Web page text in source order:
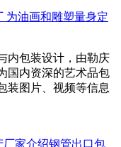
为油画和雕塑量身定
内包装设计，由勒庆
国内资深的艺术品包
装图片、视频等信息
家介绍钢管出口包